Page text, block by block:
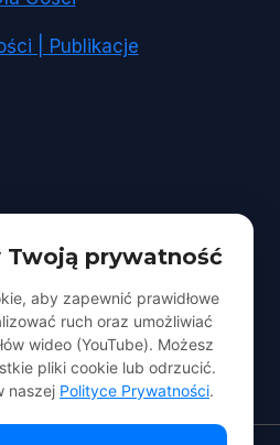
| Publikacje
67
godz. 10:00
Twoją prywatność
aby zapewnić prawidłowe
ruch oraz umożliwiać
wideo (YouTube). Możesz
pliki cookie lub odrzucić.
naszej Polityce Prywatności.